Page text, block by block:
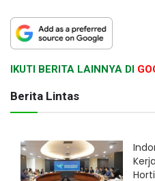
IKUTI BERITA LAINNYA DI
Berita Lintas